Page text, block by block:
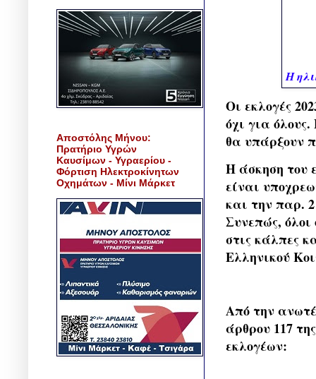
Η
Οι εκλογές
όχι για
θα υπάρξουν
Η άσκηση του
είναι
και την παρ. 2
Συνεπώς, όλοι
στις κάλπες
Ελληνικού
Από την
άρθρου 117
εκλογέων:
Αποστόλης Μήνου:
Πρατήριο Υγρών
Καυσίμων - Υγραερίου -
Φόρτιση Ηλεκτροκίνητων
Οχημάτων - Μίνι Μάρκετ